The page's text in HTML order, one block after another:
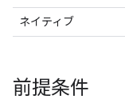
ネイティブ
前提条件